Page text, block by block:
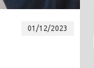
01/12/2023